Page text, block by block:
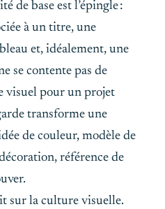
de base est l’épingle :
à un titre, une
et, idéalement, une
se contente pas de
visuel pour un projet
transforme une
de couleur, modèle de
référence de
sur la culture visuelle.